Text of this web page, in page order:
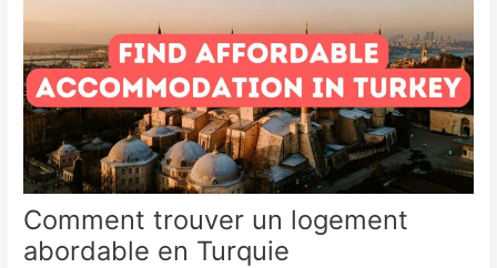
Comment trouver un logement
abordable en Turquie